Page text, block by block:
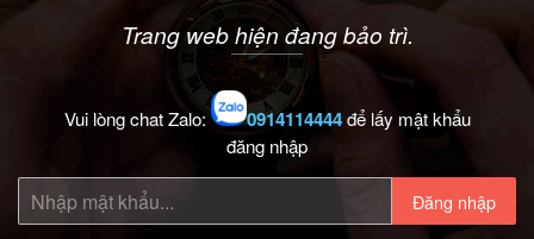
Trang web hiện đang bảo trì.
Vui lòng chat Zalo: 0914114444để lấy mật khẩu
đăng nhập
Đăng nhập